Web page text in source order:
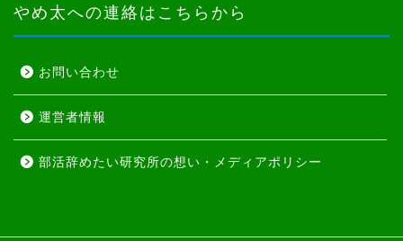
やめ太への連絡はこちらから
お問い合わせ
運営者情報
部活辞めたい研究所の想い・メディアポリシー